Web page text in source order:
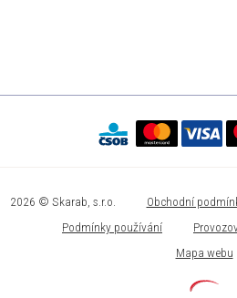
2026 © Skarab, s.r.o. Obchodní
Podmínky používání
Mapa webu